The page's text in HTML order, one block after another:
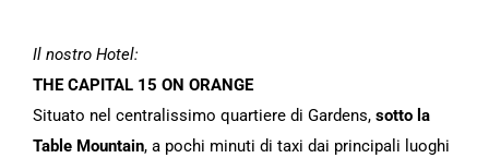
Il nostro Hotel:
THE CAPITAL 15 ON ORANGE
Situato nel centralissimo quartiere di Gardens, sotto la
Table Mountain, a pochi minuti di taxi dai principali luoghi